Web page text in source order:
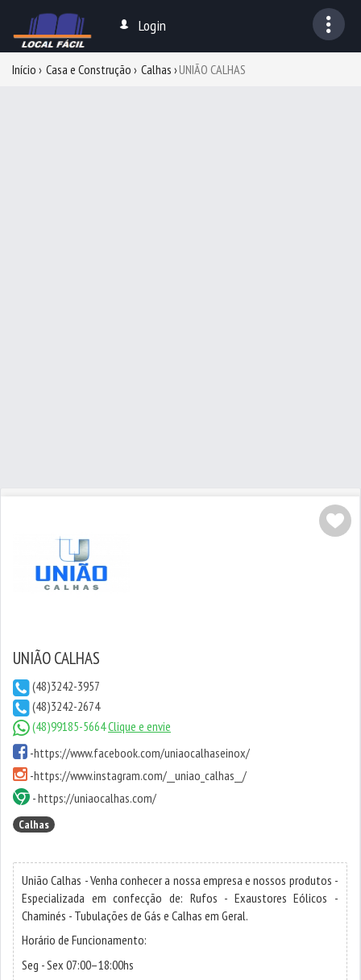
Login
Início Casa e Construção Calhas UNIÃO CALHAS
UNIÃO CALHAS
(48)3242-3957
(48)3242-2674
(48)99185-5664Clique e envie
-https://www.facebook.com/uniaocalhaseinox/
-https://www.instagram.com/__uniao_calhas__/
-https://uniaocalhas.com/
Calhas
União Calhas - Venha conhecer a nossa empresa e nossos produtos -
Especializada em confecção de: Rufos - Exaustores Eólicos -
Chaminés - Tubulações de Gás e Calhas em Geral.
Horário de Funcionamento:
Seg - Sex 07:00–18:00hs